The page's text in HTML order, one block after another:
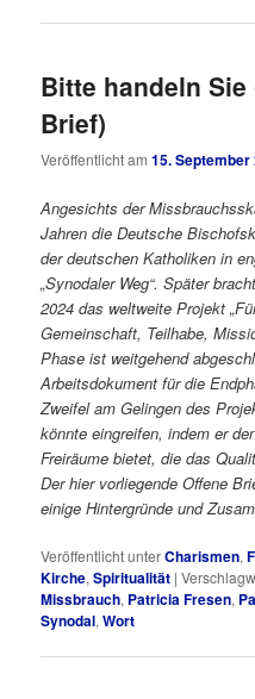
Bitte handeln
Brief)
Veröffentlicht am15. September
Angesichts der
Jahrendie Deutsche
der deutschen Katholikenin
„Synodaler Weg“. Später
2024 das weltweite Projekt
Gemeinschaft, Teilhabe,
Phase ist weitgehend
Arbeitsdokument für die
Zweifel am Gelingen des
könnte eingreifen, indem er
Freiräume bietet, die das
Der hier vorliegende Offene
einige Hintergründe und
Veröffentlicht unterCharismen,
Kirche,Spiritualität |
Missbrauch, Patricia Fresen,
Synodal,Wort